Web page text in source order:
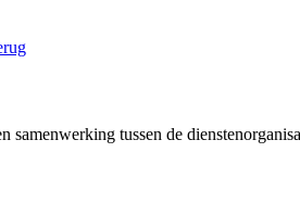
samenwerking tussen de